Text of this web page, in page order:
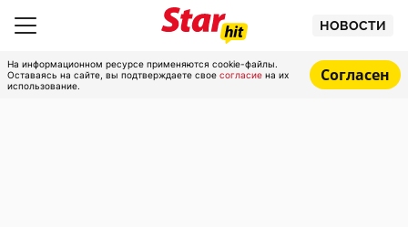
НОВОСТИ
На информационном ресурсе применяются cookie-файлы.
Оставаясь на сайте, вы подтверждаете свое согласие на их
использование.
Согласен